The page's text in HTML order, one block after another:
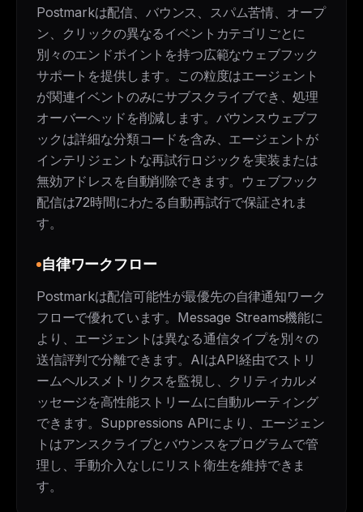
Postmarkは配信、バウンス、スパム苦情、オープ
ン、クリックの異なるイベントカテゴリごとに
別々のエンドポイントを持つ広範なウェブフック
サポートを提供します。この粒度はエージェント
が関連イベントのみにサブスクライブでき、処理
オーバーヘッドを削減します。バウンスウェブフ
ックは詳細な分類コードを含み、エージェントが
インテリジェントな再試行ロジックを実装または
無効アドレスを自動削除できます。ウェブフック
配信は72時間にわたる自動再試行で保証されま
す。
自律ワークフロー
Postmarkは配信可能性が最優先の自律通知ワーク
フローで優れています。Message Streams機能に
より、エージェントは異なる通信タイプを別々の
送信評判で分離できます。AIはAPI経由でストリ
ームヘルスメトリクスを監視し、クリティカルメ
ッセージを高性能ストリームに自動ルーティング
できます。Suppressions APIにより、エージェン
トはアンスクライブとバウンスをプログラムで管
理し、手動介入なしにリスト衛生を維持できま
す。